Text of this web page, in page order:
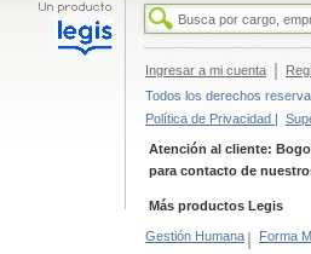
Ingresar a mi cuenta |
Todos los derechos
Política de Privacidad |
Atención al cliente:
para contacto de
Más productos Legis
Gestión Humana | Forma